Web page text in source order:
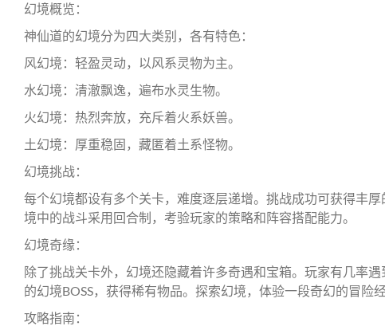
幻境概览：
神仙道的幻境分为四大类别，各有特色：
风幻境：轻盈灵动，以风系灵物为主。
水幻境：清澈飘逸，遍布水灵生物。
火幻境：热烈奔放，充斥着火系妖兽。
土幻境：厚重稳固，藏匿着土系怪物。
幻境挑战：
每个幻境都设有多个关卡，难度逐层递增。挑战成功可获得丰
境中的战斗采用回合制，考验玩家的策略和阵容搭配能力。
幻境奇缘：
除了挑战关卡外，幻境还隐藏着许多奇遇和宝箱。玩家有几率
的幻境BOSS，获得稀有物品。探索幻境，体验一段奇幻的冒险经
攻略指南：